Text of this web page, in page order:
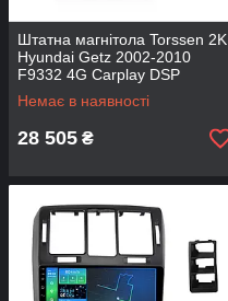
Штатна магнітола Torssen 2K
Hyundai Getz 2002-2010
F9332 4G Carplay DSP
Немає в наявності
28 505 ₴